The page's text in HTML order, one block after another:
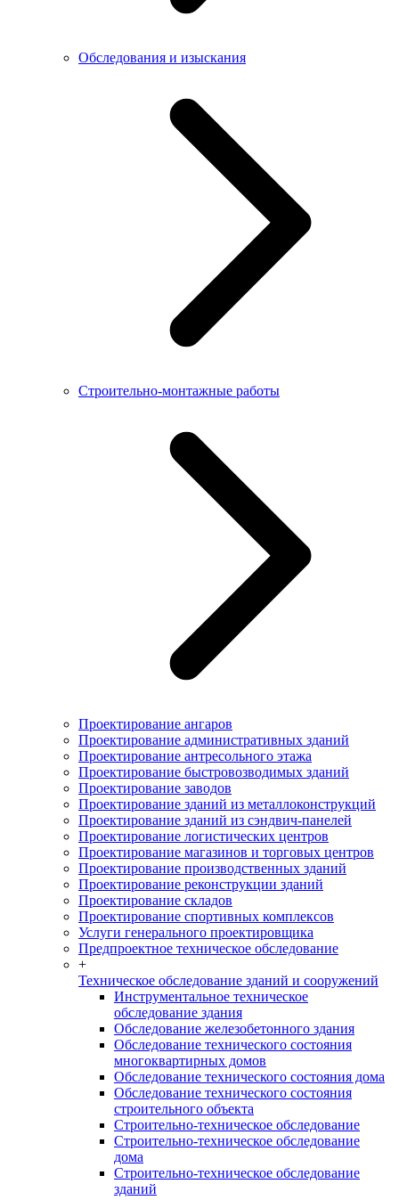
Обследования и изыскания
Строительно-монтажные работы
Проектирование ангаров
Проектирование административных зданий
Проектирование антресольного этажа
Проектирование быстровозводимых зданий
Проектирование заводов
Проектирование зданий из металлоконструкций
Проектирование зданий из сэндвич-панелей
Проектирование логистических центров
Проектирование магазинов и торговых центров
Проектирование производственных зданий
Проектирование реконструкции зданий
Проектирование складов
Проектирование спортивных комплексов
Услуги генерального проектировщика
Предпроектное техническое обследование
+
Техническое обследование зданий и сооружений
Инструментальное техническое
обследование здания
Обследование железобетонного здания
Обследование технического состояния
многоквартирных домов
Обследование технического состояния дома
Обследование технического состояния
строительного объекта
Строительно-техническое обследование
Строительно-техническое обследование
дома
Строительно-техническое обследование
зданий